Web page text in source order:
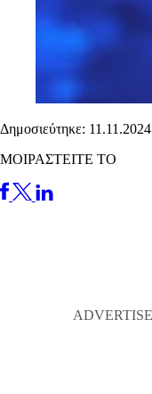
Δημοσιεύτηκε: 11.11.2024
ΜΟΙΡΑΣΤΕΙΤΕ ΤΟ